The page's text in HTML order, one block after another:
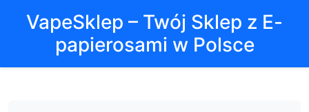
VapeSklep – Twój Sklep z E-
papierosami w Polsce